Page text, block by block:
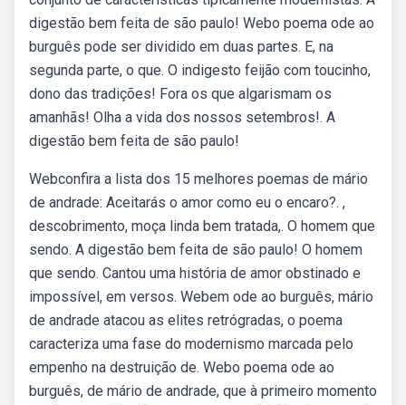
digestão bem feita de são paulo! Webo poema ode ao
burguês pode ser dividido em duas partes. E, na
segunda parte, o que. O indigesto feijão com toucinho,
dono das tradições! Fora os que algarismam os
amanhãs! Olha a vida dos nossos setembros!. A
digestão bem feita de são paulo!
Webconfira a lista dos 15 melhores poemas de mário
de andrade: Aceitarás o amor como eu o encaro?. ,
descobrimento, moça linda bem tratada,. O homem que
sendo. A digestão bem feita de são paulo! O homem
que sendo. Cantou uma história de amor obstinado e
impossível, em versos. Webem ode ao burguês, mário
de andrade atacou as elites retrógradas, o poema
caracteriza uma fase do modernismo marcada pelo
empenho na destruição de. Webo poema ode ao
burguês, de mário de andrade, que à primeiro momento